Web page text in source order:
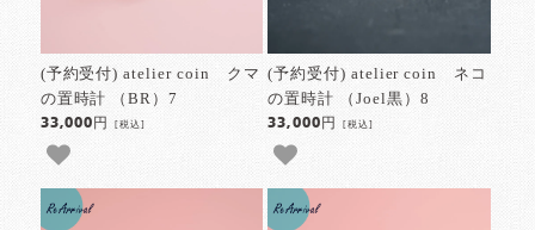
(予約受付) atelier coin クマ
の置時計 （BR）7
33,000円[税込]
(予約受付) atelier coin ネコ
の置時計 （Joel黒）8
33,000円 [税込]